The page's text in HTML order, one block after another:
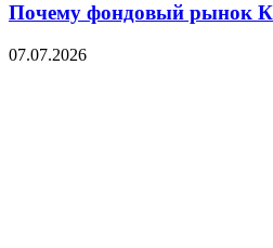
Почему фондовый рынок
07.07.2026